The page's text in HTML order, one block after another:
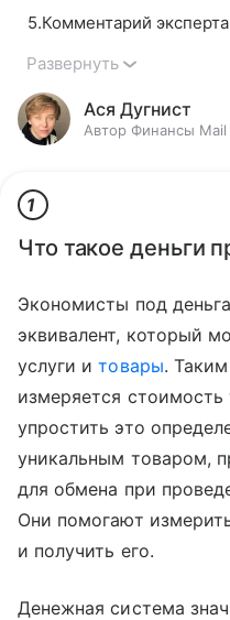
5.Комментарий
Развернуть
Ася Дугнист
Автор Финансы Mail
1
Что такое деньги
Экономисты под
эквивалент, который
услуги итовары.
измеряется стоимость
упростить это
уникальным товаром,
для обмена при
Они помогают
и получить его.
Денежная система